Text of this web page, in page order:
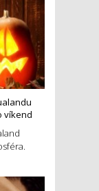
víkend